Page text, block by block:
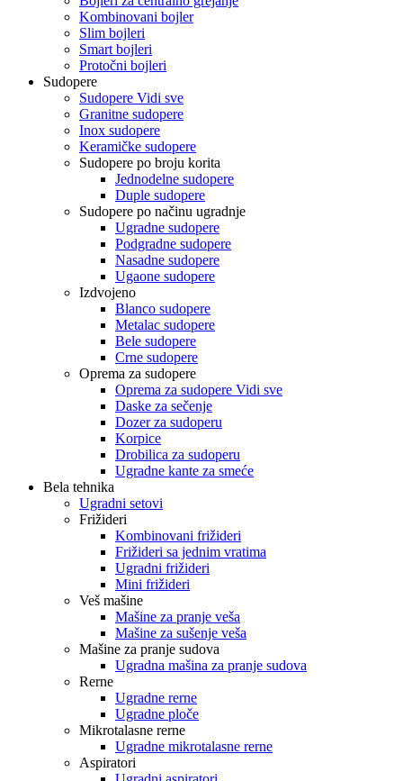
Kombinovani bojler
Slim bojleri
Smart bojleri
Protočni bojleri
Sudopere
Sudopere Vidi sve
Granitne sudopere
Inox sudopere
Keramičke sudopere
Sudopere po broju korita
Jednodelne sudopere
Duple sudopere
Sudopere po načinu ugradnje
Ugradne sudopere
Podgradne sudopere
Nasadne sudopere
Ugaone sudopere
Izdvojeno
Blanco sudopere
Metalac sudopere
Bele sudopere
Crne sudopere
Oprema za sudopere
Oprema za sudopere Vidi sve
Daske za sečenje
Dozer za sudoperu
Korpice
Drobilica za sudoperu
Ugradne kante za smeće
Bela tehnika
Ugradni setovi
Frižideri
Kombinovani frižideri
Frižideri sa jednim vratima
Ugradni frižideri
Mini frižideri
Veš mašine
Mašine za pranje veša
Mašine za sušenje veša
Mašine za pranje sudova
Ugradna mašina za pranje sudova
Rerne
Ugradne rerne
Ugradne ploče
Mikrotalasne rerne
Ugradne mikrotalasne rerne
Aspiratori